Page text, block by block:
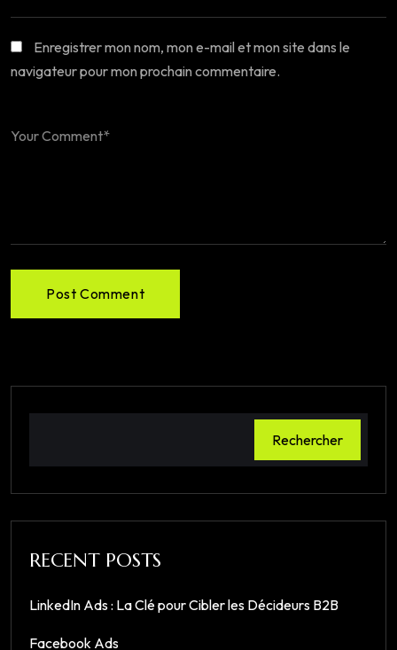
Enregistrer mon nom, mon e-mail et mon site dans le
navigateur pour mon prochain commentaire.
Post Comment
Rechercher
RECENT POSTS
LinkedIn Ads : La Clé pour Cibler les Décideurs B2B
Facebook Ads